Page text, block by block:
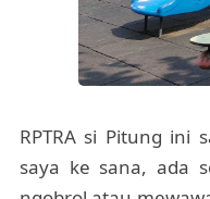
RPTRA si Pitung ini
saya ke sana, ada